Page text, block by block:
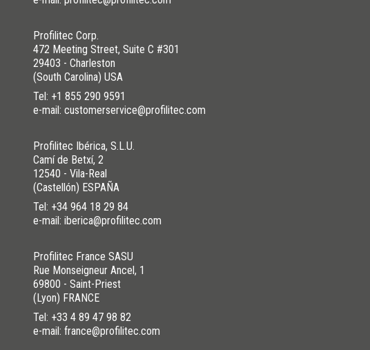
Profilitec Corp.
472 Meeting Street, Suite C #301
29403 - Charleston
(South Carolina) USA
Tel: +1 855 290 9591
e-mail: customerservice@profilitec.com
Profilitec Ibérica, S.L.U.
Camí de Betxí, 2
12540 - Vila-Real
(Castellón) ESPAÑA
Tel: +34 964 18 29 84
e-mail: iberica@profilitec.com
Profilitec France SASU
Rue Monseigneur Ancel, 1
69800 - Saint-Priest
(Lyon) FRANCE
Tel: +33 4 89 47 98 82
e-mail: france@profilitec.com